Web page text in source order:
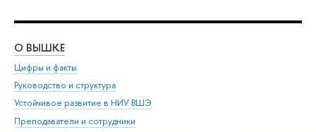
О ВЫШКЕ
Цифры и факты
Руководство и структура
Устойчивое развитие в НИУ ВШЭ
Преподаватели и сотрудники